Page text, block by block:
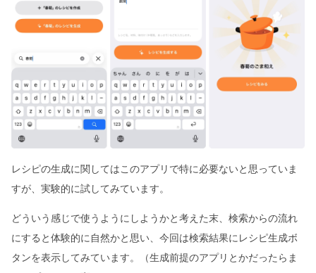
レシピの生成に関してはこのアプリで特に必要ないと思っていま
すが、実験的に試してみています。
どういう感じで使うようにしようかと考えた末、検索からの流れ
にすると体験的に自然かと思い、今回は検索結果にレシピ生成ボ
タンを表示してみています。（生成前提のアプリとかだったらま